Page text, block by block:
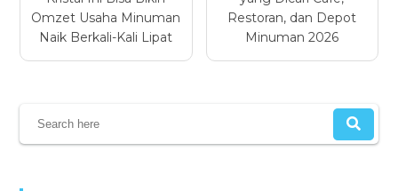
Omzet Usaha Minuman
Naik Berkali-Kali Lipat
Restoran, dan Depot
Minuman 2026